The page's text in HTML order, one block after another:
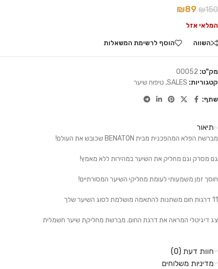
₪150
₪89
המלאי אזל
השווה הוסף לרשימת המשאלות
מק"ט: 00052
קטגוריות: SALES
, טיפוח שיער
שתף:
תיאור
מברשת הפלא המהפכנית מבית BENATON שכובש את העולם!
גם מסרק וגם מחליק את השיער במהירות ללא מאמץ!
חוסך זמן משמעותי לעומת מחליקי השיער המסורתיים!
11 דרגות חום משתנות להתאמה מושלמת לסוג השיער שלך
צג דיגיטלי המראה את דרגת החום. מברשת מחליקת שיער חשמלית
חוות דעת (0)
מדיניות משלוחים